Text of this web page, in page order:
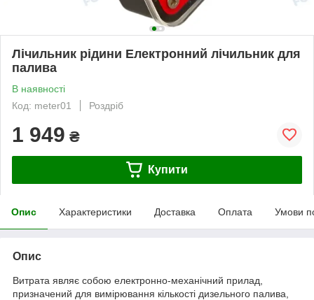
Лічильник рідини Електронний лічильник для
палива
В наявності
Код: meter01
Роздріб
1 949 ₴
Купити
Опис Характеристики Доставка Оплата Умови
Опис
Витрата являє собою електронно-механічний прилад,
призначений для вимірювання кількості дизельного палива,